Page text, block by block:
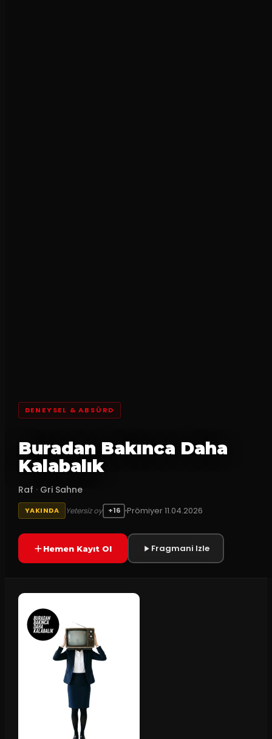
DENEYSEL & ABSÜRD
Buradan Bakınca Daha
Kalabalık
Raf · Gri Sahne
YAKINDA Yetersiz oy +16 Prömiyer11.04.2026
Hemen Kayıt Ol Fragmani Izle